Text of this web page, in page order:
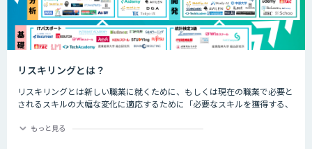
リスキリングとは？
リスキリングとは新しい職業に就くために、もしくは現在の職業で必要と
されるスキルの大幅な変化に適応するために「必要なスキルを獲得する、
ど、仕事の進め方が大幅に変わるであろう職業につくためのスキル習得や
もっと見る